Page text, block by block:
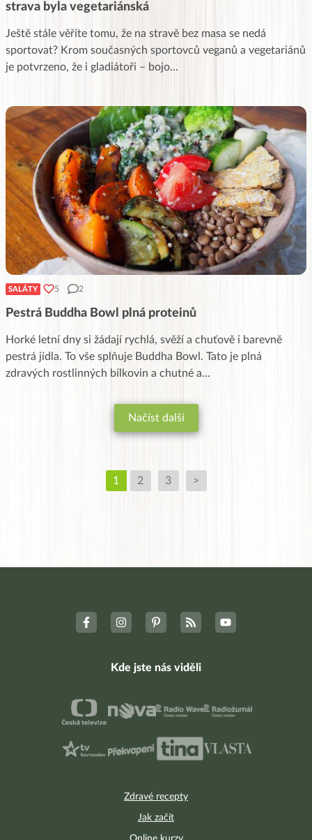
strava byla vegetariánská
Ještě stále věříte tomu, že na stravě bez masa se nedá
sportovat? Krom současných sportovců veganů a vegetariánů
je potvrzeno, že i gladiátoři – bojo...
SALÁTY 5 2
Pestrá Buddha Bowl plná proteinů
Horké letní dny si žádají rychlá, svěží a chuťově i barevně
pestrá jídla. To vše splňuje Buddha Bowl. Tato je plná
zdravých rostlinných bílkovin a chutné a...
Načíst další
1 2 3 >
Zdravé recepty
Jak začít
Kde jste nás viděli